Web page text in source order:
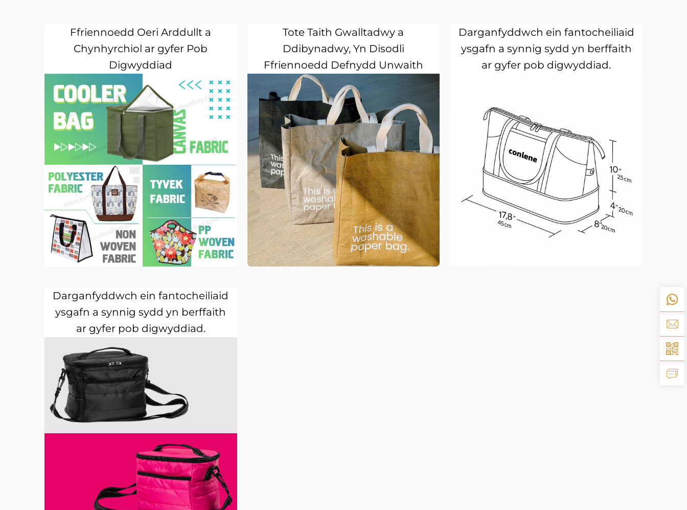
Ffriennoedd Oeri Arddullt a
Chynhyrchiol ar gyfer Pob
Digwyddiad
Tote Taith Gwalltadwy a
Ddibynadwy, Yn Disodli
Ffriennoedd Defnydd Unwaith
Darganfyddwch ein fantocheiliaid
ysgafn a synnig sydd yn berffaith
ar gyfer pob digwyddiad.
Darganfyddwch ein fantocheiliaid
ysgafn a synnig sydd yn berffaith
ar gyfer pob digwyddiad.